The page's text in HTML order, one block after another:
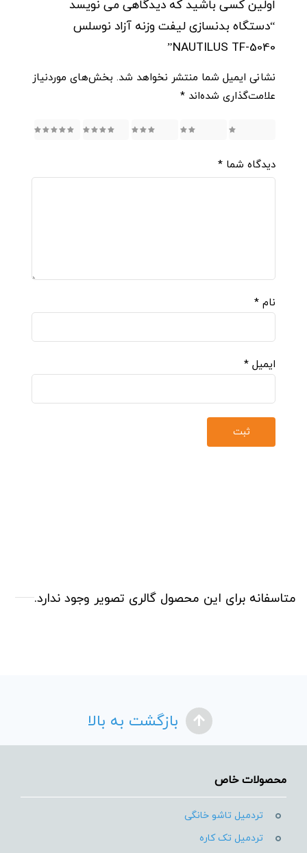
اولین کسی باشید که دیدگاهی می نویسد
“دستگاه بدنسازی لیفت وزنه آزاد نوسلس
NAUTILUS TF-5040”
نشانی ایمیل شما منتشر نخواهد شد. بخش‌های موردنیاز
علامت‌گذاری شده‌اند *
5
دیدگاه شما *
نام *
ایمیل *
متاسفانه برای این محصول گالری تصویر وجود ندارد.
بازگشت به بالا
محصولات خاص
تردمیل تاشو خانگی
تردمیل تک کاره